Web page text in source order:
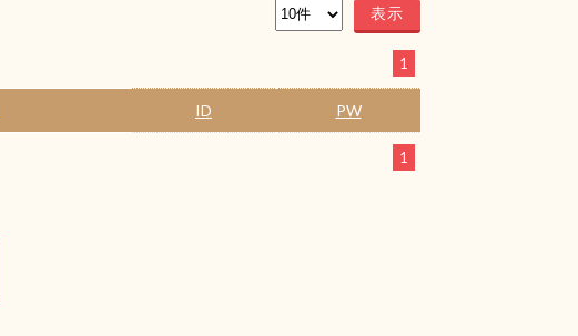
1
ID PW
1